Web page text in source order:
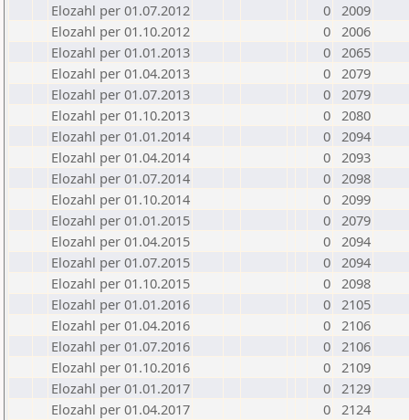
Elozahl per 01.07.2012
0 2009
Elozahl per 01.10.2012
0 2006
Elozahl per 01.01.2013
0 2065
Elozahl per 01.04.2013
0 2079
Elozahl per 01.07.2013
0 2079
Elozahl per 01.10.2013
0 2080
Elozahl per 01.01.2014
0 2094
Elozahl per 01.04.2014
0 2093
Elozahl per 01.07.2014
0 2098
Elozahl per 01.10.2014
0 2099
Elozahl per 01.01.2015
0 2079
Elozahl per 01.04.2015
0 2094
Elozahl per 01.07.2015
0 2094
Elozahl per 01.10.2015
0 2098
Elozahl per 01.01.2016
0 2105
Elozahl per 01.04.2016
0 2106
Elozahl per 01.07.2016
0 2106
Elozahl per 01.10.2016
0 2109
Elozahl per 01.01.2017
0 2129
Elozahl per 01.04.2017
0 2124